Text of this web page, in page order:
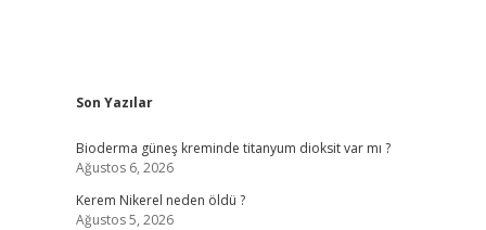
Sidebar
Son Yazılar
Bioderma güneş kreminde titanyum dioksit var mı ?
Ağustos 6, 2026
Kerem Nikerel neden öldü ?
Ağustos 5, 2026